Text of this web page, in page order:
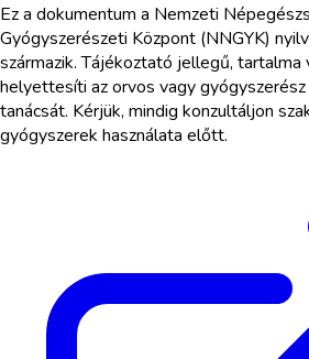
Ez a dokumentum a Nemzeti
Gyógyszerészeti Központ (NNGYK)
származik. Tájékoztató jellegű, tartalma
helyettesíti az orvos vagy
tanácsát. Kérjük, mindig konzultáljon
gyógyszerek használata előtt.